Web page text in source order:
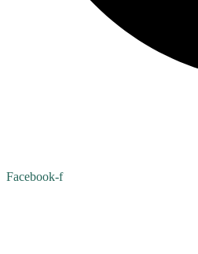
Facebook-f